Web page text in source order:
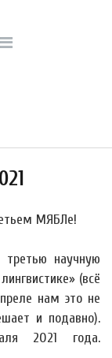
МЯБЛе!
научную
(всё
нам это не
и подавно).
2021 года.